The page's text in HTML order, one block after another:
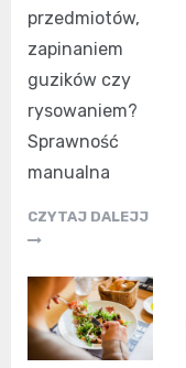
przedmiotów,
zapinaniem
guzików czy
rysowaniem?
Sprawność
manualna
CZYTAJ DALEJJ